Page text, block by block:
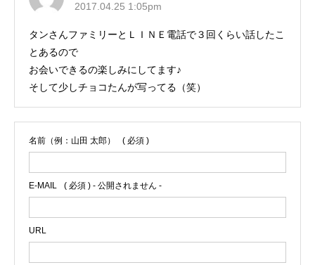
2017.04.25 1:05pm
タンさんファミリーとＬＩＮＥ電話で３回くらい話したこ
とあるので
お会いできるの楽しみにしてます♪
そして少しチョコたんが写ってる（笑）
名前（例：山田 太郎） ( 必須 )
E-MAIL ( 必須 ) - 公開されません -
URL